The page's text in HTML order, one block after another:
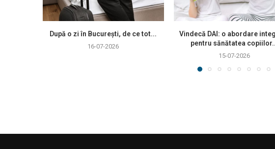
După o zi în București, de ce tot...
16-07-2026
Vindecă DAI: o abordare
pentru sănătatea
15-07-2026